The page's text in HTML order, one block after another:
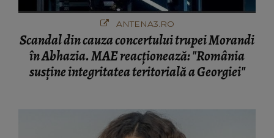
ANTENA3.RO
Scandal din cauza concertului trupei Morandi
în Abhazia. MAE reacționează: "România
susține integritatea teritorială a Georgiei"